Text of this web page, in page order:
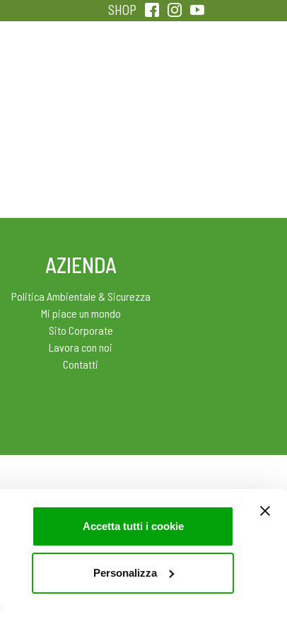
Accetta tutti i cookie
Personalizza
SHOP
AZIENDA
Politica Ambientale & Sicurezza
Mi piace un mondo
Sito Corporate
Lavora con noi
Contatti